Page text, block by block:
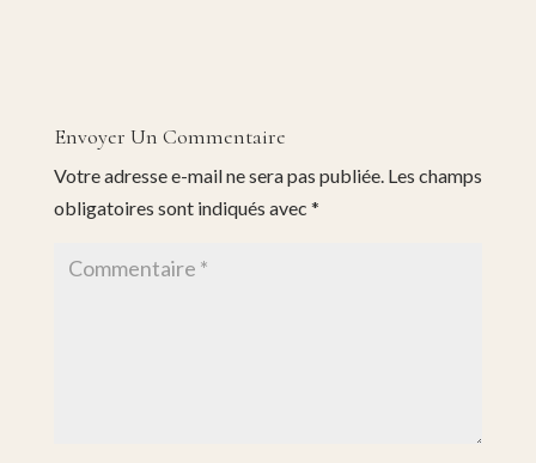
Envoyer Un Commentaire
Votre adresse e-mail ne sera pas publiée. Les champs
obligatoires sont indiqués avec *